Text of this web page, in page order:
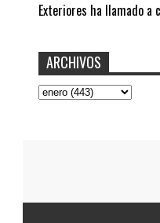
Exteriores ha llamado a
ARCHIVOS